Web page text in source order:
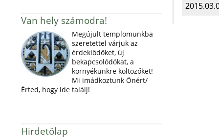
Van hely számodra!
Megújult templomunkba
szeretettel várjuk az
érdeklődőket, új
bekapcsolódókat, a
környékünkre költözőket!
Mi imádkoztunk Önért/
Érted, hogy ide találj!
Hirdetőlap